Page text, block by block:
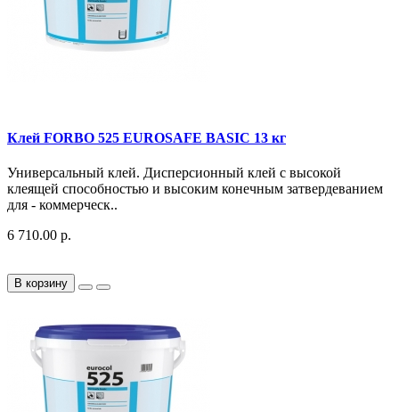
Клей FORBO 525 EUROSAFE BASIC 13 кг
Универсальный клей. Дисперсионный клей с высокой
клеящей способностью и высоким конечным затвердеванием
для - коммерческ..
6 710.00 р.
В корзину